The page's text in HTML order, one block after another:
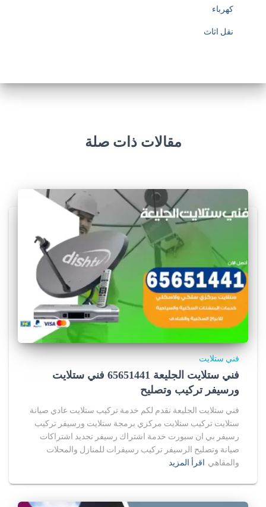
كهرباء
نقل اثاث
مقالات ذات صلة
فني ستلايت
فني ستلايت الجليعة 65651441 فني ستلايت
ورسيفر تركيب وتصليح
فني ستلايت الجليعة نقدم لكم خدمة تركيب ستلايت عادي صيانة
ستلايت تركيب ستلايت مركزي برمجة ستلايت ورسيفر تركيب
رسيفر بي ان سبورت خدمة اشتراك رسيفر تجديد اشتراكات
صيانة وتصليح الرسيفر تركيب رسيفرات للمنازل والمحلات
والمقاهي اقرأ المزيد